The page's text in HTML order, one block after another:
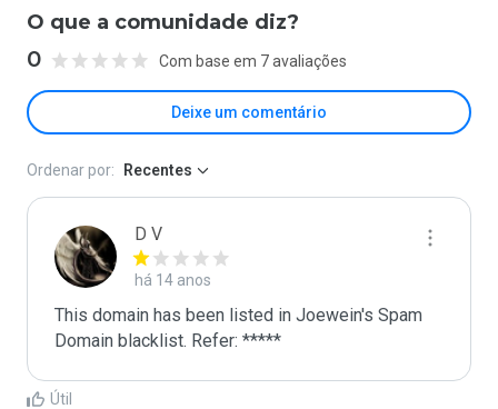
O que a comunidade diz?
0 Com base em 7 avaliações
Deixe um comentário
Ordenar por: Recentes
D V
há 14 anos
This domain has been listed in Joewein's Spam
Domain blacklist. Refer: *****
Útil